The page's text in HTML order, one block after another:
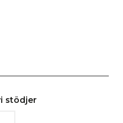
stödjer